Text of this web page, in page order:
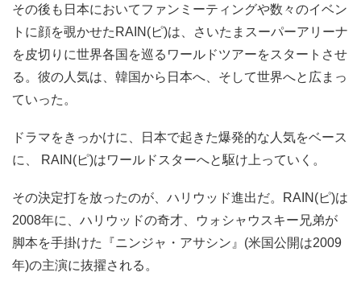
その後も日本においてファンミーティングや数々のイベン
トに顔を覗かせたRAIN(ピ)は、さいたまスーパーアリーナ
を皮切りに世界各国を巡るワールドツアーをスタートさせ
る。彼の人気は、韓国から日本へ、そして世界へと広まっ
ていった。
ドラマをきっかけに、日本で起きた爆発的な人気をベース
に、 RAIN(ピ)はワールドスターへと駆け上っていく。
その決定打を放ったのが、ハリウッド進出だ。RAIN(ピ)は
2008年に、ハリウッドの奇才、ウォシャウスキー兄弟が
脚本を手掛けた『ニンジャ・アサシン』(米国公開は2009
年)の主演に抜擢される。